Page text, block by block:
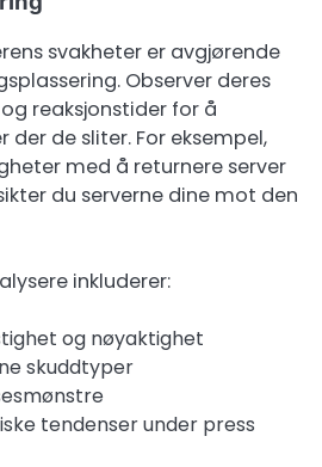
svakheter er avgjørende
Observer deres
reaksjonstider for å
de sliter. For eksempel,
med å returnere server
du serverne dine mot den
inkluderer:
og nøyaktighet
skuddtyper
tendenser under press